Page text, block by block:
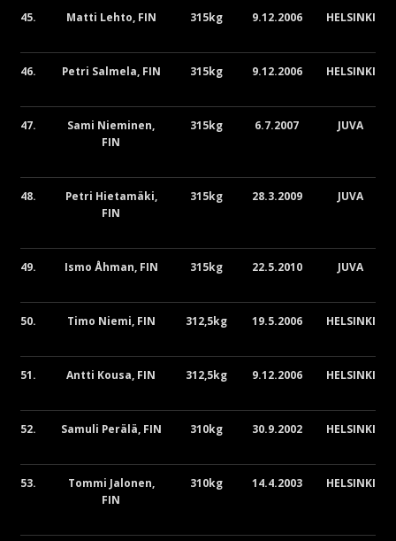
45. Matti Lehto, FIN 315kg 9.12.2006 HELSINKI
46. Petri Salmela, FIN 315kg 9.12.2006 HELSINKI
47.
Sami Nieminen,
FIN
315kg 6.7.2007 JUVA
48.
Petri Hietamäki,
FIN
315kg 28.3.2009 JUVA
49. Ismo Åhman, FIN 315kg 22.5.2010 JUVA
50. Timo Niemi, FIN 312,5kg 19.5.2006 HELSINKI
51. Antti Kousa, FIN 312,5kg 9.12.2006 HELSINKI
52. Samuli Perälä, FIN 310kg 30.9.2002 HELSINKI
53.
Tommi Jalonen,
FIN
310kg 14.4.2003 HELSINKI